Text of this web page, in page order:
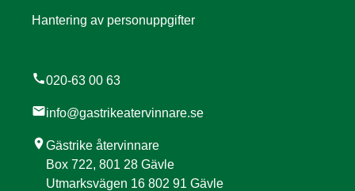
Hantering av personuppgifter
call020-63 00 63
mailinfo@gastrikeatervinnare.se
location_onGästrike återvinnare
Box 722, 801 28 Gävle
Utmarksvägen 16 802 91 Gävle